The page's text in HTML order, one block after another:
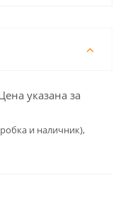
указана за
и наличник),